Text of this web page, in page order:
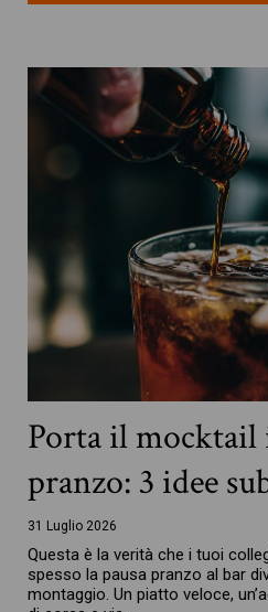
Porta il mocktail
pranzo: 3 idee
31 Luglio 2026
Questa è la verità che i tuoi
spesso la pausa pranzo al bar
montaggio. Un piatto veloce,